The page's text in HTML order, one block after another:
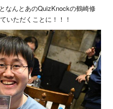
なんとあのQuizKnockの鶴崎修
いただくことに！！！